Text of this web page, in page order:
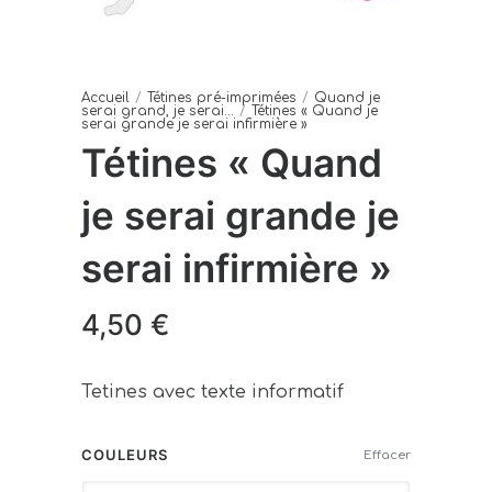
Accueil / Tétines pré-imprimées / Quand je
serai grand, je serai... /
Tétines « Quand je
serai grande je serai infirmière »
Tétines « Quand
je serai grande je
serai infirmière »
4,50 €
Tetines avec texte informatif
COULEURS Effacer